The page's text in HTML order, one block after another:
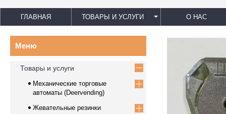
ГЛАВНАЯ ТОВАРЫ И УСЛУГИ О НАС
Товары и услуги
Механические торговые
автоматы (Deervending)
Жевательные резинки